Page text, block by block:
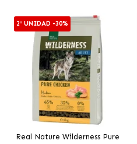
2ª UNIDAD -30%
Real Nature Wilderness Pure